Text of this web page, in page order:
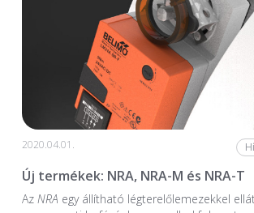
2020.04.01.
Új termékek: NRA, NRA-M és NRA-T
Az NRA egy állítható légterelőlemezekkel